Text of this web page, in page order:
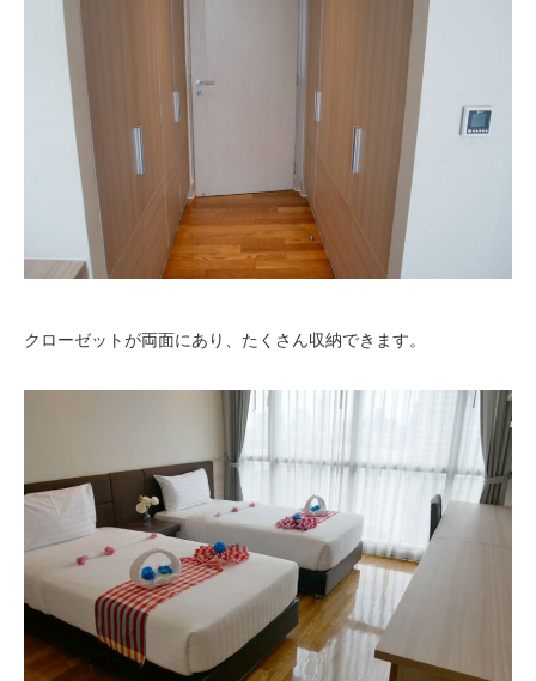
クローゼットが両面にあり、たくさん収納できます。